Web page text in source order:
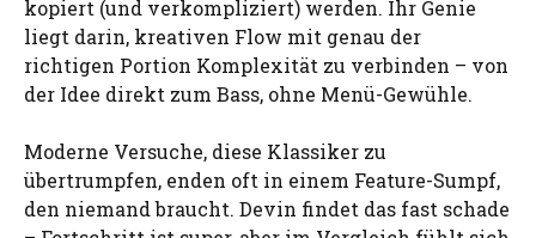
kopiert (und verkompliziert) werden. Ihr Genie
liegt darin, kreativen Flow mit genau der
richtigen Portion Komplexität zu verbinden – von
der Idee direkt zum Bass, ohne Menü-Gewühle.
Moderne Versuche, diese Klassiker zu
übertrumpfen, enden oft in einem Feature-Sumpf,
den niemand braucht. Devin findet das fast schade